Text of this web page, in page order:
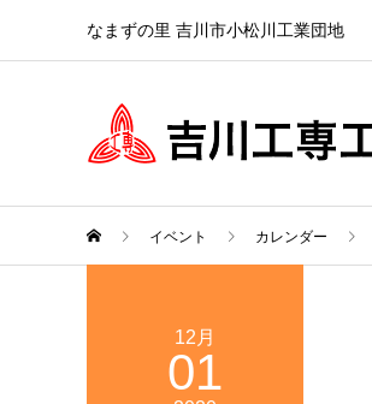
なまずの里 吉川市小松川工業団地
イベント カレンダー
12月
01